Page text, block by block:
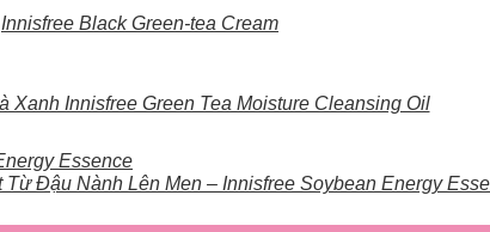
Innisfree Black Green-tea Cream
Xanh Innisfree Green Tea Moisture Cleansing Oil
Đậu Nành Lên Men – Innisfree Soybean Energy